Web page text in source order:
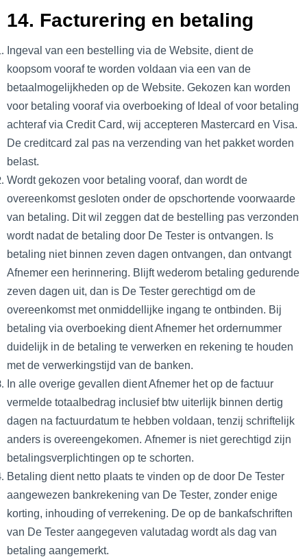
14. Facturering en betaling
Ingeval van een bestelling via de Website, dient de
koopsom vooraf te worden voldaan via een van de
betaalmogelijkheden op de Website. Gekozen kan worden
voor betaling vooraf via overboeking of Ideal of voor betaling
achteraf via Credit Card, wij accepteren Mastercard en Visa.
De creditcard zal pas na verzending van het pakket worden
belast.
Wordt gekozen voor betaling vooraf, dan wordt de
overeenkomst gesloten onder de opschortende voorwaarde
van betaling. Dit wil zeggen dat de bestelling pas verzonden
wordt nadat de betaling door De Tester is ontvangen. Is
betaling niet binnen zeven dagen ontvangen, dan ontvangt
Afnemer een herinnering. Blijft wederom betaling gedurende
zeven dagen uit, dan is De Tester gerechtigd om de
overeenkomst met onmiddellijke ingang te ontbinden. Bij
betaling via overboeking dient Afnemer het ordernummer
duidelijk in de betaling te verwerken en rekening te houden
met de verwerkingstijd van de banken.
In alle overige gevallen dient Afnemer het op de factuur
vermelde totaalbedrag inclusief btw uiterlijk binnen dertig
dagen na factuurdatum te hebben voldaan, tenzij schriftelijk
anders is overeengekomen. Afnemer is niet gerechtigd zijn
betalingsverplichtingen op te schorten.
Betaling dient netto plaats te vinden op de door De Tester
aangewezen bankrekening van De Tester, zonder enige
korting, inhouding of verrekening. De op de bankafschriften
van De Tester aangegeven valutadag wordt als dag van
betaling aangemerkt.